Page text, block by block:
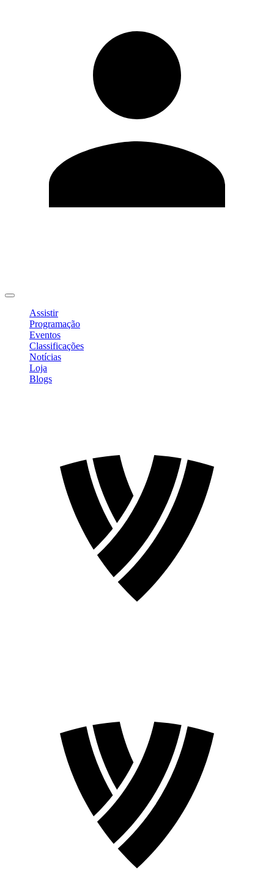
Assistir
Programação
Eventos
Classificações
Notícias
Loja
Blogs